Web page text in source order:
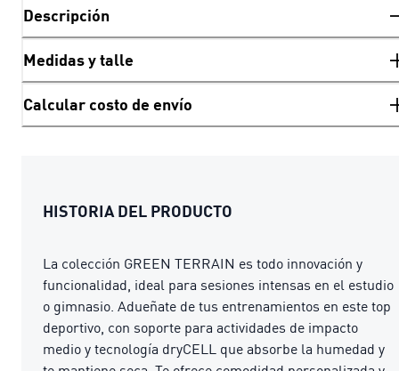
Descripción
Medidas y talle
Calcular costo de envío
HISTORIA DEL PRODUCTO
La colección GREEN TERRAIN es todo innovación y
funcionalidad, ideal para sesiones intensas en el estudio
o gimnasio. Adueñate de tus entrenamientos en este top
deportivo, con soporte para actividades de impacto
medio y tecnología dryCELL que absorbe la humedad y